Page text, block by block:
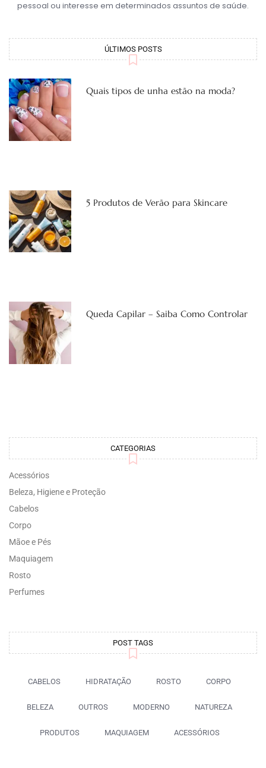
pessoal ou interesse em determinados assuntos de saúde.
ÚLTIMOS POSTS
Quais tipos de unha estão na moda?
5 Produtos de Verão para Skincare
Queda Capilar – Saiba Como Controlar
CATEGORIAS
Acessórios
Beleza, Higiene e Proteção
Cabelos
Corpo
Mãoe e Pés
Maquiagem
Rosto
Perfumes
POST TAGS
CABELOS HIDRATAÇÃO ROSTO CORPO
BELEZA OUTROS MODERNO NATUREZA
PRODUTOS MAQUIAGEM ACESSÓRIOS